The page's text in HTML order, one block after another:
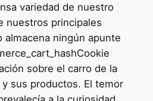
variedad de nuestro
nuestros principales
ningún apunte
sobre el carro de la
sus productos. El temor